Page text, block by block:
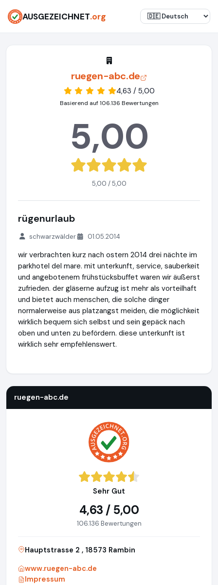
AUSGEZEICHNET.org
ruegen-abc.de
4,63 / 5,00
Basierend auf 106.136 Bewertungen
5,00
5,00 / 5,00
rügenurlaub
schwarzwälder 01.05.2014
wir verbrachten kurz nach ostern 2014 drei nächte im
parkhotel del mare. mit unterkunft, service, sauberkeit
und angebotenem frühstücksbuffet waren wir äußerst
zufrieden. der gläserne aufzug ist mehr als vorteilhaft
und bietet auch menschen, die solche dinger
normalerweise aus platzangst meiden, die möglichkeit
wirklich bequem sich selbst und sein gepäck nach
oben und unten zu befördern. diese unterkunft ist
wirklich sehr empfehlenswert.
ruegen-abc.de
Sehr Gut
4,63 / 5,00
106.136 Bewertungen
Hauptstrasse 2 , 18573 Rambin
www.ruegen-abc.de
Impressum